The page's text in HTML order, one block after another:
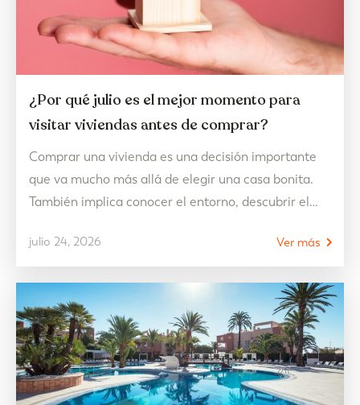
¿Por qué julio es el mejor momento para
visitar viviendas antes de comprar?
julio 24, 2026
Comprar una vivienda es una decisión importante
que va mucho más allá de elegir una casa bonita.
También implica conocer el entorno, descubrir el
con las necesidades presentes y futuras. Por eso,
julio se convierte en uno de los mejores meses para
visitar viviendas…
Ver más